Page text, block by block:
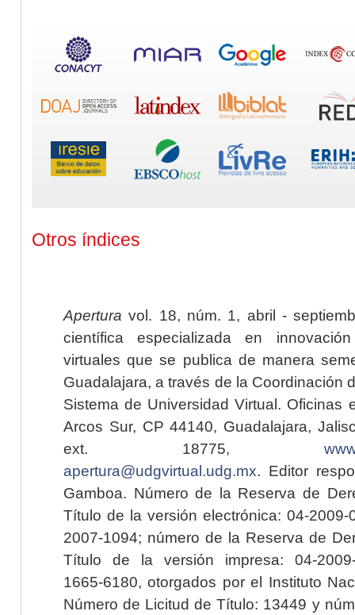
Otros índices
Apertura vol. 18, núm. 1, abril -
científica especializada en
virtuales que se publica de manera
Guadalajara, a través de la Coordinación
Sistema de Universidad Virtual. Oficinas
Arcos Sur, CP 44140, Guadalajara,
ext. 18775,
apertura@udgvirtual.udg.mx. Editor
Gamboa. Número de la Reserva de
Título de la versión electrónica: 04-2009-
2007-1094; número de la Reserva de
Título de la versión impresa: 04-2009-
1665-6180, otorgados por el Instituto
Número de Licitud de Título: 13449 y